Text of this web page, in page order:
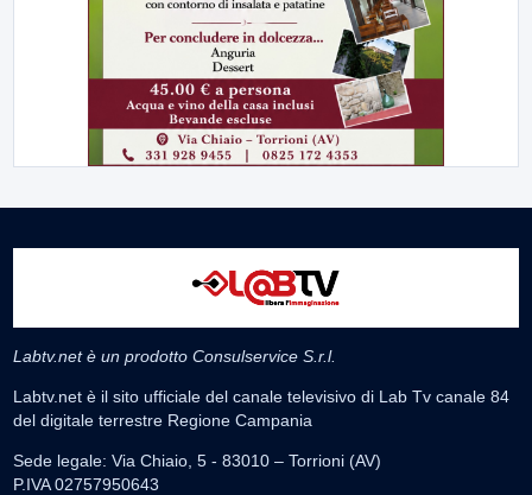
Labtv.net è un prodotto Consulservice S.r.l.
Labtv.net è il sito ufficiale del canale televisivo di Lab Tv canale 84
del digitale terrestre Regione Campania
Sede legale: Via Chiaio, 5 - 83010 – Torrioni (AV)
P.IVA 02757950643